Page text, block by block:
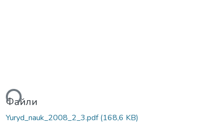
Файли
Yuryd_nauk_2008_2_3.pdf(168,6 KB)